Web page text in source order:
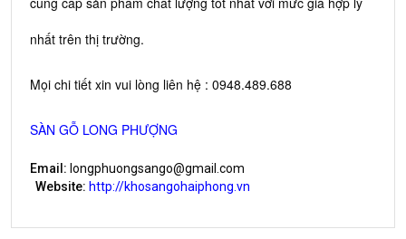
nhất trên thị trường.
Mọi chi tiết xin vui lòng liên hệ : 0948.489.688
SÀN GỖ LONG PHƯỢNG
Email: longphuongsango@gmail.com
Website: http://khosangohaiphong.vn